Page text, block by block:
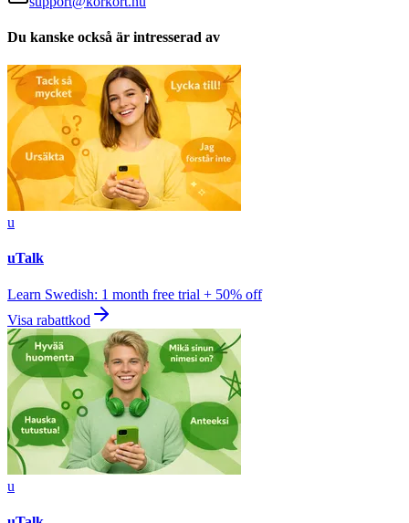
Du kanske också är intresserad av
u
uTalk
Learn Swedish: 1 month free trial + 50% off
Visa rabattkod
u